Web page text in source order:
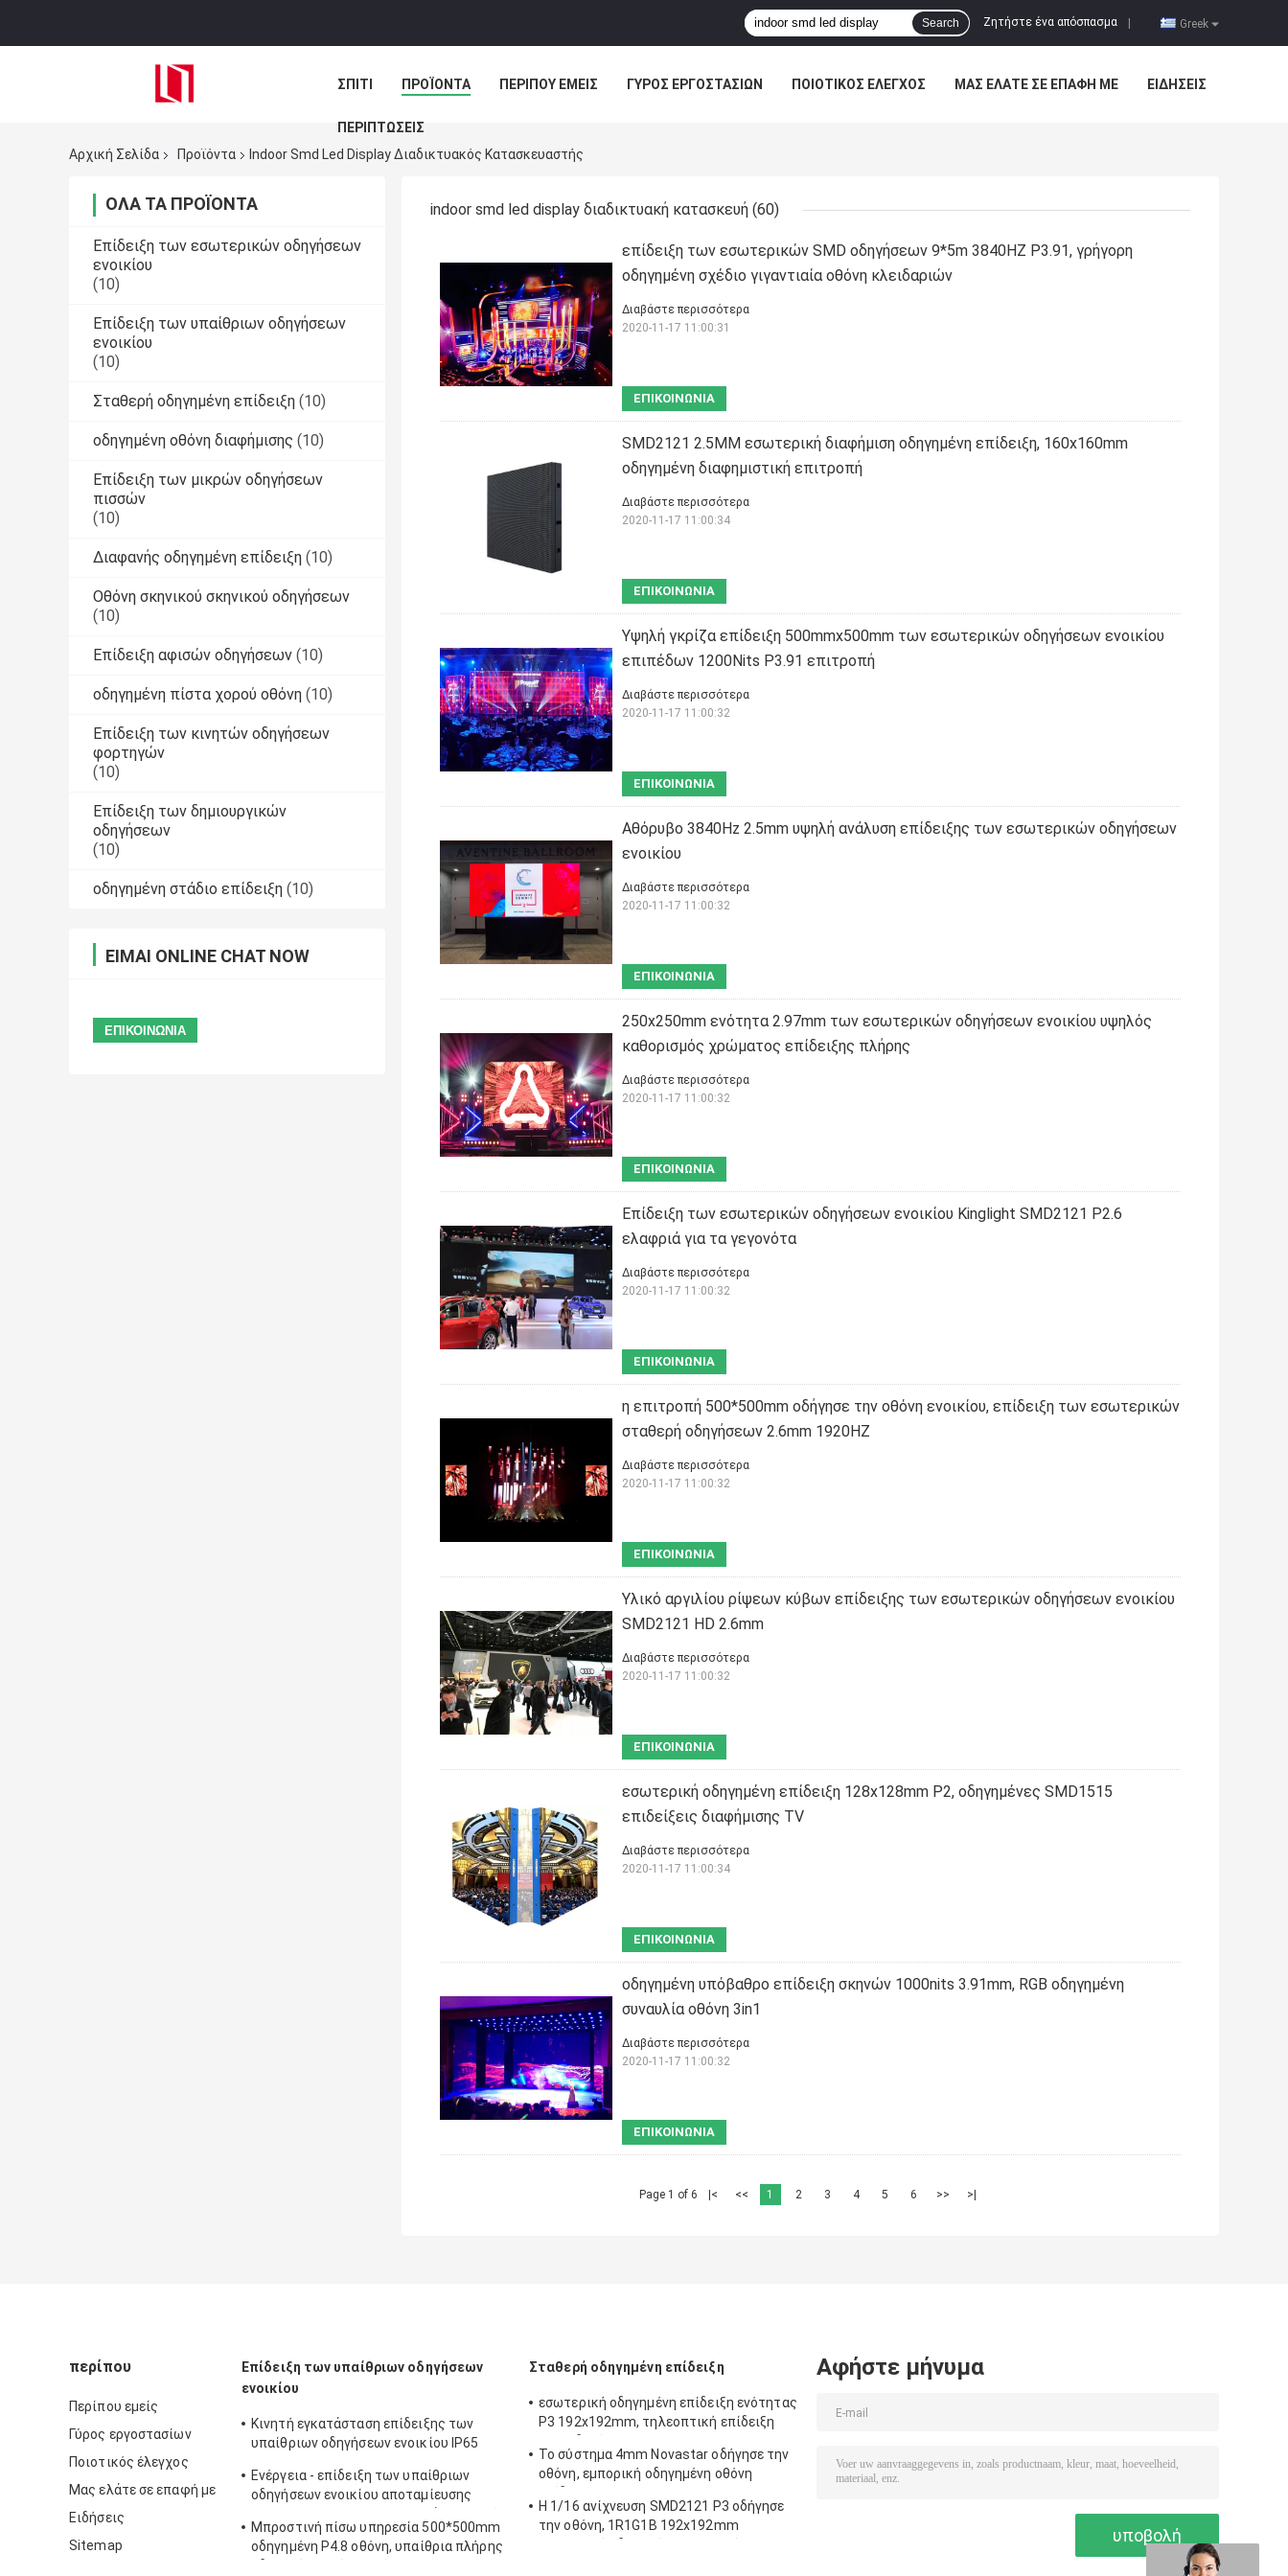
Greek
Ζητήστε ένα απόσπασμα
Search
ΣΠΊΤΙ ΠΡΟΪΌΝΤΑ ΠΕΡΊΠΟΥ ΕΜΕΊΣ ΓΎΡΟΣ ΕΡΓΟΣΤΑΣΊΩΝ ΠΟΙΟΤΙΚΌΣ ΈΛΕΓΧΟΣ ΜΑΣ ΕΛΆΤΕ ΣΕ ΕΠΑΦΉ ΜΕ ΕΙΔΉΣΕΙΣ
ΠΕΡΙΠΤΏΣΕΙΣ
Αρχική Σελίδα
Προϊόντα Indoor Smd Led Display Διαδικτυακός Κατασκευαστής
ΌΛΑ ΤΑ ΠΡΟΪΌΝΤΑ
Επίδειξη των εσωτερικών οδηγήσεων
ενοικίου
(10)
Επίδειξη των υπαίθριων οδηγήσεων
ενοικίου
(10)
Σταθερή οδηγημένη επίδειξη (10)
οδηγημένη οθόνη διαφήμισης (10)
Επίδειξη των μικρών οδηγήσεων
πισσών
(10)
Διαφανής οδηγημένη επίδειξη (10)
Οθόνη σκηνικού σκηνικού οδηγήσεων
(10)
Επίδειξη αφισών οδηγήσεων (10)
οδηγημένη πίστα χορού οθόνη (10)
Επίδειξη των κινητών οδηγήσεων
φορτηγών
(10)
Επίδειξη των δημιουργικών
οδηγήσεων
(10)
οδηγημένη στάδιο επίδειξη (10)
ΕΊΜΑΙ ONLINE CHAT NOW
indoor smd led display διαδικτυακή κατασκευή (60)
επίδειξη των εσωτερικών SMD οδηγήσεων 9*5m 3840HZ P3.91, γρήγορη
οδηγημένη σχέδιο γιγαντιαία οθόνη κλειδαριών
ΕΠΙΚΟΙΝΩΝΊΑ
Διαβάστε περισσότερα
2020-11-17 11:00:31
SMD2121 2.5MM εσωτερική διαφήμιση οδηγημένη επίδειξη, 160x160mm
οδηγημένη διαφημιστική επιτροπή
ΕΠΙΚΟΙΝΩΝΊΑ
Διαβάστε περισσότερα
2020-11-17 11:00:34
Υψηλή γκρίζα επίδειξη 500mmx500mm των εσωτερικών οδηγήσεων ενοικίου
επιπέδων 1200Nits P3.91 επιτροπή
ΕΠΙΚΟΙΝΩΝΊΑ
Διαβάστε περισσότερα
2020-11-17 11:00:32
Αθόρυβο 3840Hz 2.5mm υψηλή ανάλυση επίδειξης των εσωτερικών οδηγήσεων
ενοικίου
ΕΠΙΚΟΙΝΩΝΊΑ
Διαβάστε περισσότερα
2020-11-17 11:00:32
250x250mm ενότητα 2.97mm των εσωτερικών οδηγήσεων ενοικίου υψηλός
καθορισμός χρώματος επίδειξης πλήρης
ΕΠΙΚΟΙΝΩΝΊΑ
Διαβάστε περισσότερα
2020-11-17 11:00:32
Επίδειξη των εσωτερικών οδηγήσεων ενοικίου Kinglight SMD2121 P2.6
ελαφριά για τα γεγονότα
ΕΠΙΚΟΙΝΩΝΊΑ
Διαβάστε περισσότερα
2020-11-17 11:00:32
η επιτροπή 500*500mm οδήγησε την οθόνη ενοικίου, επίδειξη των εσωτερικών
σταθερή οδηγήσεων 2.6mm 1920HZ
ΕΠΙΚΟΙΝΩΝΊΑ
Διαβάστε περισσότερα
2020-11-17 11:00:32
Υλικό αργιλίου ρίψεων κύβων επίδειξης των εσωτερικών οδηγήσεων ενοικίου
SMD2121 HD 2.6mm
ΕΠΙΚΟΙΝΩΝΊΑ
Διαβάστε περισσότερα
2020-11-17 11:00:32
εσωτερική οδηγημένη επίδειξη 128x128mm P2, οδηγημένες SMD1515
επιδείξεις διαφήμισης TV
ΕΠΙΚΟΙΝΩΝΊΑ
Διαβάστε περισσότερα
2020-11-17 11:00:34
οδηγημένη υπόβαθρο επίδειξη σκηνών 1000nits 3.91mm, RGB οδηγημένη
συναυλία οθόνη 3in1
ΕΠΙΚΟΙΝΩΝΊΑ
Διαβάστε περισσότερα
2020-11-17 11:00:32
Page 1 of 6 |< << 1 2 3 4 5 6 >> >|
περίπου
Περίπου εμείς
Γύρος εργοστασίων
Ποιοτικός έλεγχος
Μας ελάτε σε επαφή με
Ειδήσεις
Sitemap
Επίδειξη των υπαίθριων οδηγήσεων
ενοικίου
Κινητή εγκατάσταση επίδειξης των
υπαίθριων οδηγήσεων ενοικίου IP65
Ενέργεια - επίδειξη των υπαίθριων
οδηγήσεων ενοικίου αποταμίευσης
Μπροστινή πίσω υπηρεσία 500*500mm
οδηγημένη P4.8 οθόνη, υπαίθρια πλήρης
Σταθερή οδηγημένη επίδειξη
εσωτερική οδηγημένη επίδειξη ενότητας
P3 192x192mm, τηλεοπτική επίδειξη
Το σύστημα 4mm Novastar οδήγησε την
οθόνη, εμπορική οδηγημένη οθόνη
Η 1/16 ανίχνευση SMD2121 P3 οδήγησε
την οθόνη, 1R1G1B 192x192mm
Αφήστε μήνυμα